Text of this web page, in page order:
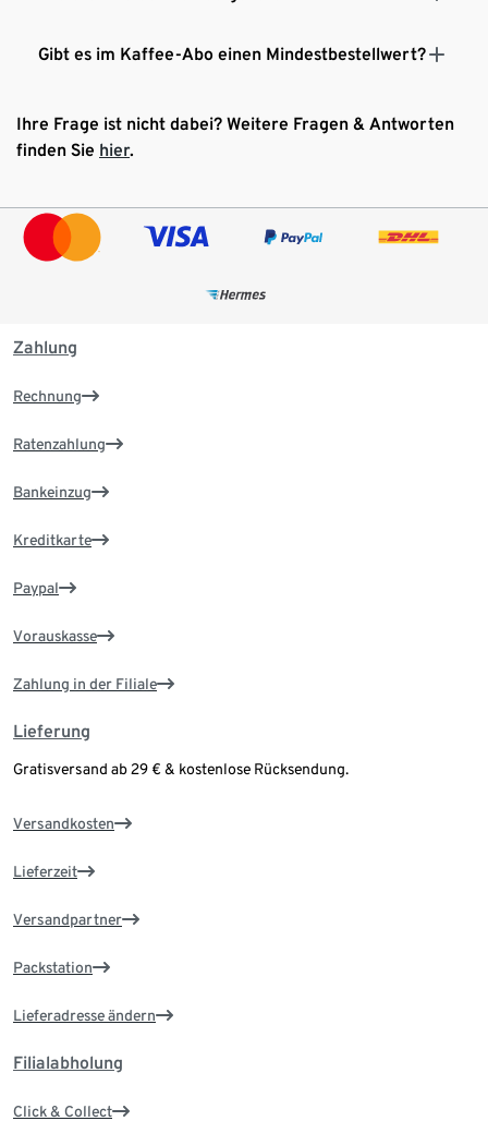
Gibt es im Kaffee-Abo einen Mindestbestellwert?
Ihre Frage ist nicht dabei? Weitere Fragen & Antworten
finden Sie hier.
Zahlung
Rechnung
Ratenzahlung
Bankeinzug
Kreditkarte
Paypal
Vorauskasse
Zahlung in der Filiale
Lieferung
Gratisversand ab 29 € & kostenlose Rücksendung.
Versandkosten
Lieferzeit
Versandpartner
Packstation
Lieferadresse ändern
Filialabholung
Click & Collect